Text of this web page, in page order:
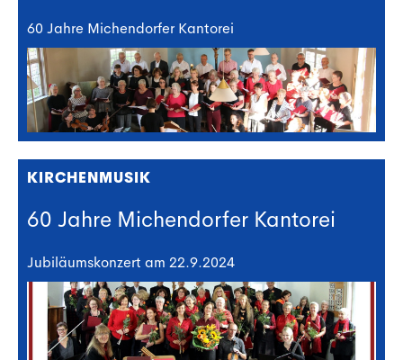
60 Jahre Michendorfer Kantorei
KIRCHENMUSIK
60 Jahre Michendorfer Kantorei
Jubiläumskonzert am 22.9.2024